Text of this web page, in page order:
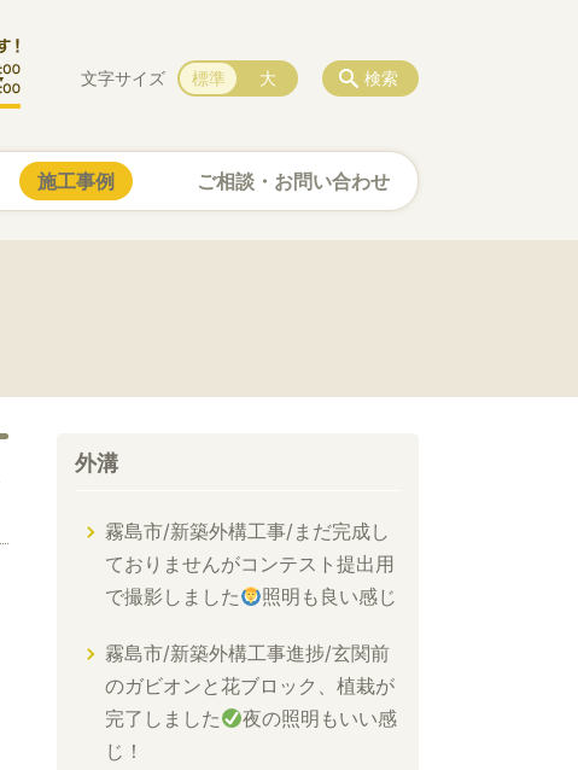
施工事例 ご相談・お問い合わせ
検索
文字サイズ 標準 大
外溝
霧島市/新築外構工事/まだ完成し
ておりませんがコンテスト提出用
で撮影しました
照明も良い感じ
霧島市/新築外構工事進捗/玄関前
のガビオンと花ブロック、植栽が
完了しました
夜の照明もいい感
じ！